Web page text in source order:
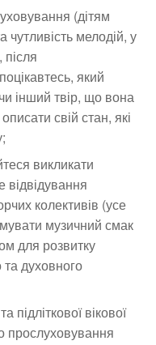
(дітям
чутливість мелодій, у
який
інший твір, що вона
свій стан, які
викликати
відвідування
колективів (усе
музичний смак
для розвитку
та духовного
підліткової вікової
прослуховування